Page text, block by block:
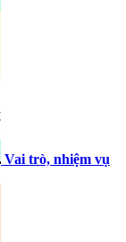
Vai trò, nhiệm vụ